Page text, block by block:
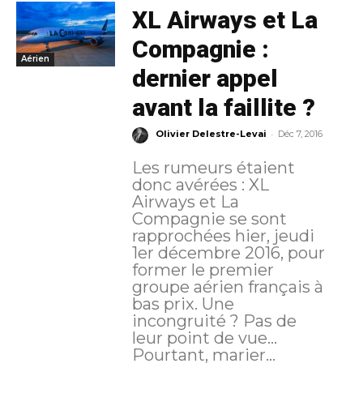
Aérien
XL Airways et La
Compagnie :
dernier appel
avant la faillite ?
Olivier Delestre-Levai - Déc 7, 2016
Les rumeurs étaient
donc avérées : XL
Airways et La
Compagnie se sont
rapprochées hier, jeudi
1er décembre 2016, pour
former le premier
groupe aérien français à
bas prix. Une
incongruité ? Pas de
leur point de vue…
Pourtant, marier...